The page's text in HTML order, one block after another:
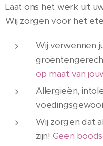
Laat ons het werk uit
Wij zorgen voor het
Wij verwennen
op maat van
Allergieën,
Wij zorgen dat
zijn! Geen